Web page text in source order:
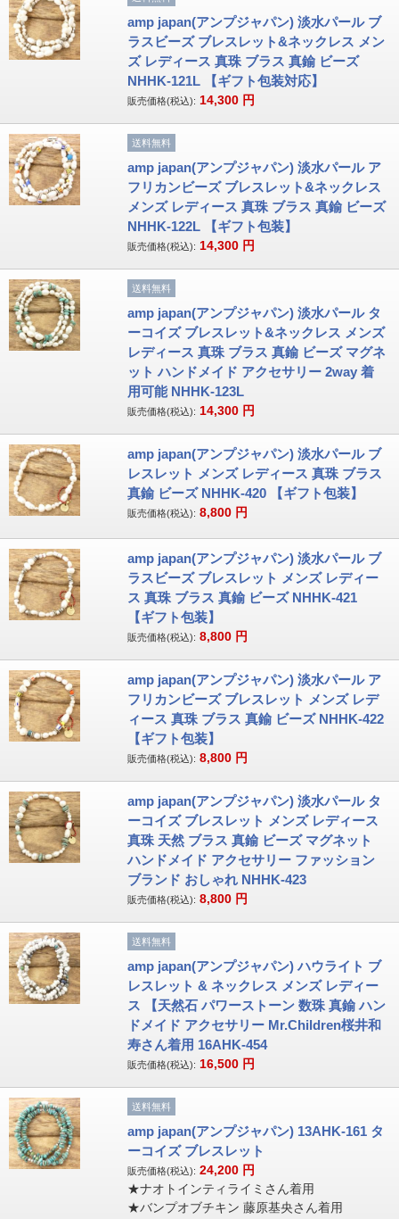
amp japan(アンプジャパン) 淡水パール ブ
ラスビーズ ブレスレット&ネックレス メン
ズ レディース 真珠 ブラス 真鍮 ビーズ
NHHK-121L 【ギフト包装対応】
販売価格(税込): 14,300 円
送料無料
amp japan(アンプジャパン) 淡水パール ア
フリカンビーズ ブレスレット&ネックレス
メンズ レディース 真珠 ブラス 真鍮 ビーズ
NHHK-122L 【ギフト包装】
販売価格(税込): 14,300 円
送料無料
amp japan(アンプジャパン) 淡水パール タ
ーコイズ ブレスレット&ネックレス メンズ
レディース 真珠 ブラス 真鍮 ビーズ マグネ
ット ハンドメイド アクセサリー 2way 着
用可能 NHHK-123L
販売価格(税込): 14,300 円
amp japan(アンプジャパン) 淡水パール ブ
レスレット メンズ レディース 真珠 ブラス
真鍮 ビーズ NHHK-420 【ギフト包装】
販売価格(税込): 8,800 円
amp japan(アンプジャパン) 淡水パール ブ
ラスビーズ ブレスレット メンズ レディー
ス 真珠 ブラス 真鍮 ビーズ NHHK-421
【ギフト包装】
販売価格(税込): 8,800 円
amp japan(アンプジャパン) 淡水パール ア
フリカンビーズ ブレスレット メンズ レデ
ィース 真珠 ブラス 真鍮 ビーズ NHHK-422
【ギフト包装】
販売価格(税込): 8,800 円
amp japan(アンプジャパン) 淡水パール タ
ーコイズ ブレスレット メンズ レディース
真珠 天然 ブラス 真鍮 ビーズ マグネット
ハンドメイド アクセサリー ファッション
ブランド おしゃれ NHHK-423
販売価格(税込): 8,800 円
送料無料
amp japan(アンプジャパン) ハウライト ブ
レスレット & ネックレス メンズ レディー
ス 【天然石 パワーストーン 数珠 真鍮 ハン
ドメイド アクセサリー Mr.Children桜井和
寿さん着用 16AHK-454
販売価格(税込): 16,500 円
送料無料
amp japan(アンプジャパン) 13AHK-161 タ
ーコイズ ブレスレット
販売価格(税込): 24,200 円
★ナオトインティライミさん着用
★バンプオブチキン 藤原基央さん着用